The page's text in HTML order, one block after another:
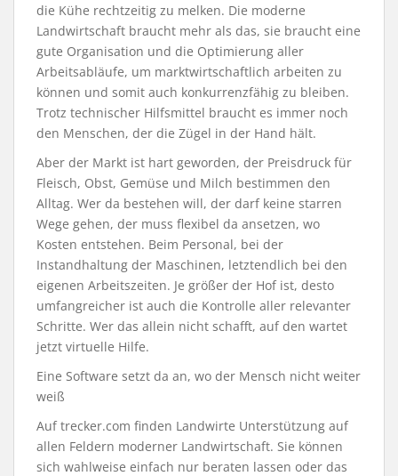
die Kühe rechtzeitig zu melken. Die moderne
Landwirtschaft braucht mehr als das, sie braucht eine
gute Organisation und die Optimierung aller
Arbeitsabläufe, um marktwirtschaftlich arbeiten zu
können und somit auch konkurrenzfähig zu bleiben.
Trotz technischer Hilfsmittel braucht es immer noch
den Menschen, der die Zügel in der Hand hält.
Aber der Markt ist hart geworden, der Preisdruck für
Fleisch, Obst, Gemüse und Milch bestimmen den
Alltag. Wer da bestehen will, der darf keine starren
Wege gehen, der muss flexibel da ansetzen, wo
Kosten entstehen. Beim Personal, bei der
Instandhaltung der Maschinen, letztendlich bei den
eigenen Arbeitszeiten. Je größer der Hof ist, desto
umfangreicher ist auch die Kontrolle aller relevanter
Schritte. Wer das allein nicht schafft, auf den wartet
jetzt virtuelle Hilfe.
Eine Software setzt da an, wo der Mensch nicht weiter
weiß
Auf trecker.com finden Landwirte Unterstützung auf
allen Feldern moderner Landwirtschaft. Sie können
sich wahlweise einfach nur beraten lassen oder das